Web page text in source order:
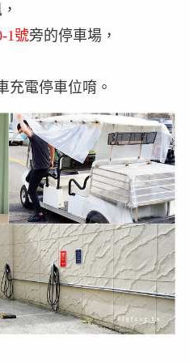
1號旁的停車場，
充電停車位唷。